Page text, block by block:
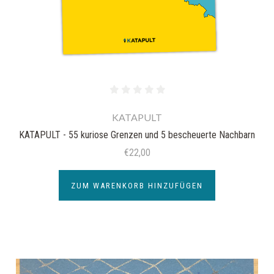
KATAPULT
KATAPULT - 55 kuriose Grenzen und 5 bescheuerte Nachbarn
€22,00
ZUM WARENKORB HINZUFÜGEN